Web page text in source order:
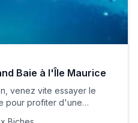
Baie à l'Île Maurice
venez vite essayer le
pour profiter d'une